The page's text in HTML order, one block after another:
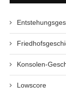
Konsolen-
Lowscore